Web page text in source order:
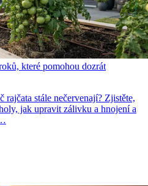
které pomohou dozrát
rajčata stále nečervenají? Zjistěte,
jak upravit zálivku a hnojení a